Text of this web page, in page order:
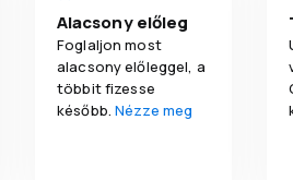
Alacsony előleg
Foglaljon most
alacsony előleggel, a
többit fizesse
később.Nézze meg